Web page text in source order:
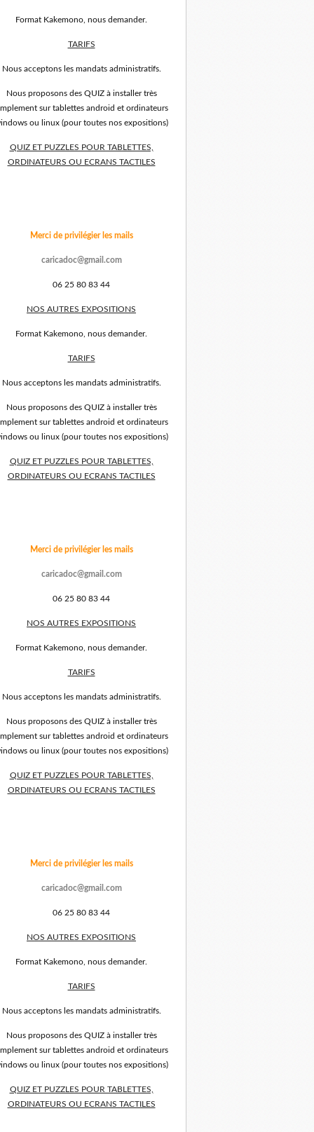
Format Kakemono, nous demander.
TARIFS
Nous acceptons les mandats administratifs.
Nous proposons des QUIZ à installer très
sur tablettes android et ordinateurs
ou linux (pour toutes nos expositions)
QUIZ ET PUZZLES POUR TABLETTES,
ORDINATEURS OU ECRANS TACTILES
Merci de privilégier les mails
caricadoc@gmail.com
06 25 80 83 44
NOS AUTRES EXPOSITIONS
Format Kakemono, nous demander.
TARIFS
Nous acceptons les mandats administratifs.
Nous proposons des QUIZ à installer très
sur tablettes android et ordinateurs
ou linux (pour toutes nos expositions)
QUIZ ET PUZZLES POUR TABLETTES,
ORDINATEURS OU ECRANS TACTILES
Merci de privilégier les mails
caricadoc@gmail.com
06 25 80 83 44
NOS AUTRES EXPOSITIONS
Format Kakemono, nous demander.
TARIFS
Nous acceptons les mandats administratifs.
Nous proposons des QUIZ à installer très
sur tablettes android et ordinateurs
ou linux (pour toutes nos expositions)
QUIZ ET PUZZLES POUR TABLETTES,
ORDINATEURS OU ECRANS TACTILES
Merci de privilégier les mails
caricadoc@gmail.com
06 25 80 83 44
NOS AUTRES EXPOSITIONS
Format Kakemono, nous demander.
TARIFS
Nous acceptons les mandats administratifs.
Nous proposons des QUIZ à installer très
sur tablettes android et ordinateurs
ou linux (pour toutes nos expositions)
QUIZ ET PUZZLES POUR TABLETTES,
ORDINATEURS OU ECRANS TACTILES